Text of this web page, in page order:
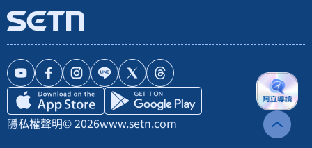
隱私權聲明© 2026www.setn.com